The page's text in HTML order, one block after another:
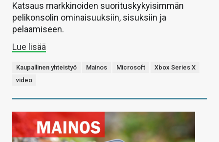
Katsaus markkinoiden suorituskykyisimmän
pelikonsolin ominaisuuksiin, sisuksiin ja
pelaamiseen.
Lue lisää
Kaupallinen yhteistyö Mainos Microsoft
Xbox Series X
video